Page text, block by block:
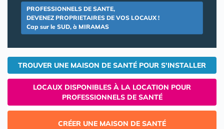
PROFESSIONNELS DE SANTE,
DEVENEZ PROPRIETAIRES DE VOS LOCAUX !
Cap sur le SUD, à MIRAMAS
TROUVER UNE MAISON DE SANTÉ POUR S'INSTALLER
LOCAUX DISPONIBLES À LA LOCATION POUR
PROFESSIONNELS DE SANTÉ
CRÉER UNE MAISON DE SANTÉ